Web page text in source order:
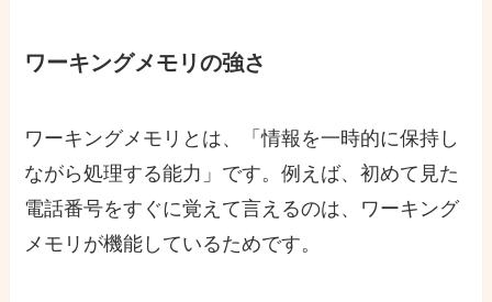
ワーキングメモリの強さ
ワーキングメモリとは、「情報を一時的に保持し
ながら処理する能力」です。例えば、初めて見た
電話番号をすぐに覚えて言えるのは、ワーキング
メモリが機能しているためです。